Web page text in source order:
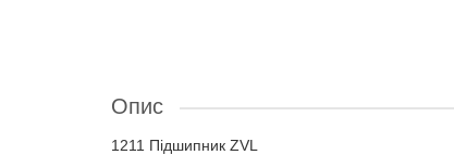
Опис
1211 Підшипник ZVL